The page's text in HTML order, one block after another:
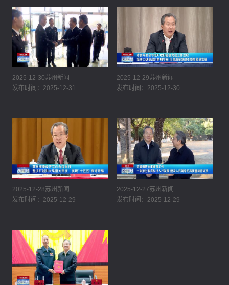
2025-12-30苏州新闻
发布时间：2025-12-31
2025-12-29苏州新闻
发布时间：2025-12-30
2025-12-28苏州新闻
发布时间：2025-12-29
2025-12-27苏州新闻
发布时间：2025-12-29